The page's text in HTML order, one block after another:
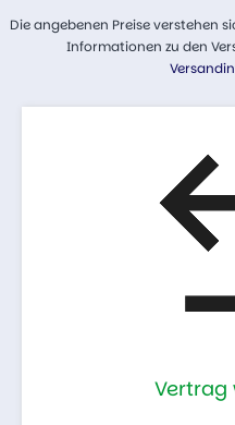
Die angebenen Preise verstehen
Informationen zu den
Vertrag